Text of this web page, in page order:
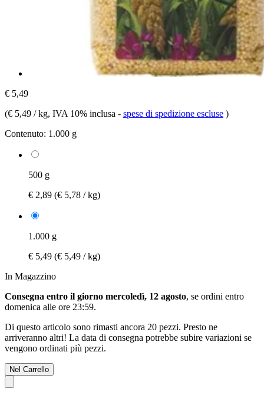
€ 5,49
(€ 5,49 / kg, IVA 10% inclusa - spese di spedizione escluse )
Contenuto: 1.000 g
500 g
€ 2,89 (€ 5,78 / kg)
1.000 g
€ 5,49 (€ 5,49 / kg)
In Magazzino
Consegna entro il giorno mercoledì, 12 agosto, se ordini entro
domenica alle ore 23:59.
Di questo articolo sono rimasti ancora 20 pezzi. Presto ne
arriveranno altri! La data di consegna potrebbe subire variazioni se
vengono ordinati più pezzi.
Nel Carrello